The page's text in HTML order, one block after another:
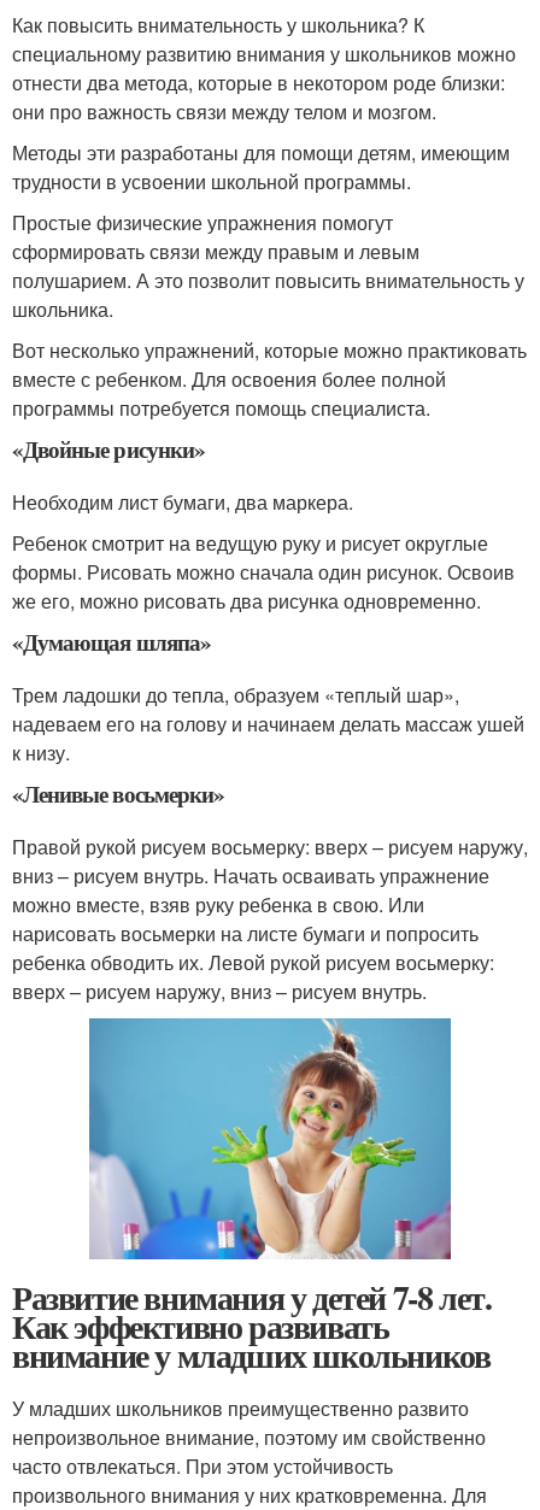
Как повысить внимательность у школьника? К
специальному развитию внимания у школьников можно
отнести два метода, которые в некотором роде близки:
они про важность связи между телом и мозгом.
Методы эти разработаны для помощи детям, имеющим
трудности в усвоении школьной программы.
Простые физические упражнения помогут
сформировать связи между правым и левым
полушарием. А это позволит повысить внимательность у
школьника.
Вот несколько упражнений, которые можно практиковать
вместе с ребенком. Для освоения более полной
программы потребуется помощь специалиста.
«Двойные рисунки»
Необходим лист бумаги, два маркера.
Ребенок смотрит на ведущую руку и рисует округлые
формы. Рисовать можно сначала один рисунок. Освоив
же его, можно рисовать два рисунка одновременно.
«Думающая шляпа»
Трем ладошки до тепла, образуем «теплый шар»,
надеваем его на голову и начинаем делать массаж ушей
к низу.
«Ленивые восьмерки»
Правой рукой рисуем восьмерку: вверх – рисуем наружу,
вниз – рисуем внутрь. Начать осваивать упражнение
можно вместе, взяв руку ребенка в свою. Или
нарисовать восьмерки на листе бумаги и попросить
ребенка обводить их. Левой рукой рисуем восьмерку:
вверх – рисуем наружу, вниз – рисуем внутрь.
Развитие внимания у детей 7-8 лет.
Как эффективно развивать
внимание у младших школьников
У младших школьников преимущественно развито
непроизвольное внимание, поэтому им свойственно
часто отвлекаться. При этом устойчивость
произвольного внимания у них кратковременна. Для